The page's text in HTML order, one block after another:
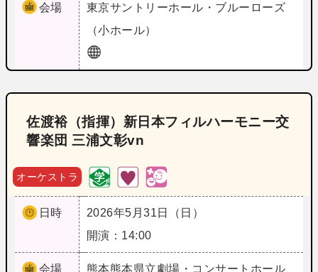
会場 東京サントリーホール・ブルーローズ
（小ホール）
佐渡裕（指揮）新日本フィルハーモニー交
響楽団 三浦文彰vn
オーケストラ
日時
2026年5月31日（日）
開演：14:00
会場 熊本熊本県立劇場・コンサートホール